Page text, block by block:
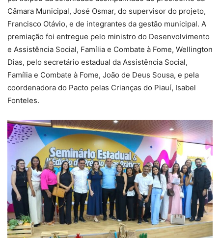
Câmara Municipal, José Osmar, do supervisor do projeto,
Francisco Otávio, e de integrantes da gestão municipal. A
premiação foi entregue pelo ministro do Desenvolvimento
e Assistência Social, Família e Combate à Fome, Wellington
Dias, pelo secretário estadual da Assistência Social,
Família e Combate à Fome, João de Deus Sousa, e pela
coordenadora do Pacto pelas Crianças do Piauí, Isabel
Fonteles.